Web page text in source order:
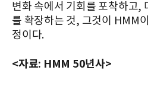
변화 속에서 기회를 포착하고,
를 확장하는 것, 그것이 HMM
정이다.
<자료: HMM 50년사>